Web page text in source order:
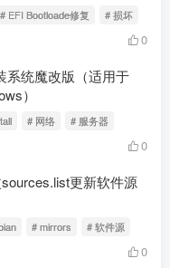
# EFI Bootloade修复 # 损坏
0
系统魔改版（适用于
）
# 网络 # 服务器
0
更新软件源
# mirrors # 软件源
0